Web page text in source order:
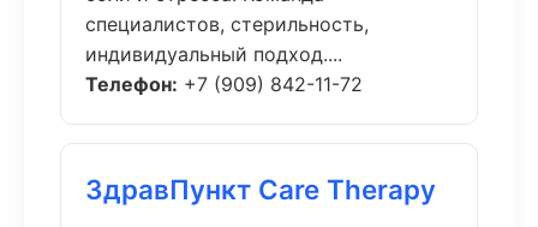
специалистов, стерильность,
индивидуальный подход....
Телефон: +7 (909) 842-11-72
ЗдравПункт Care Therapy